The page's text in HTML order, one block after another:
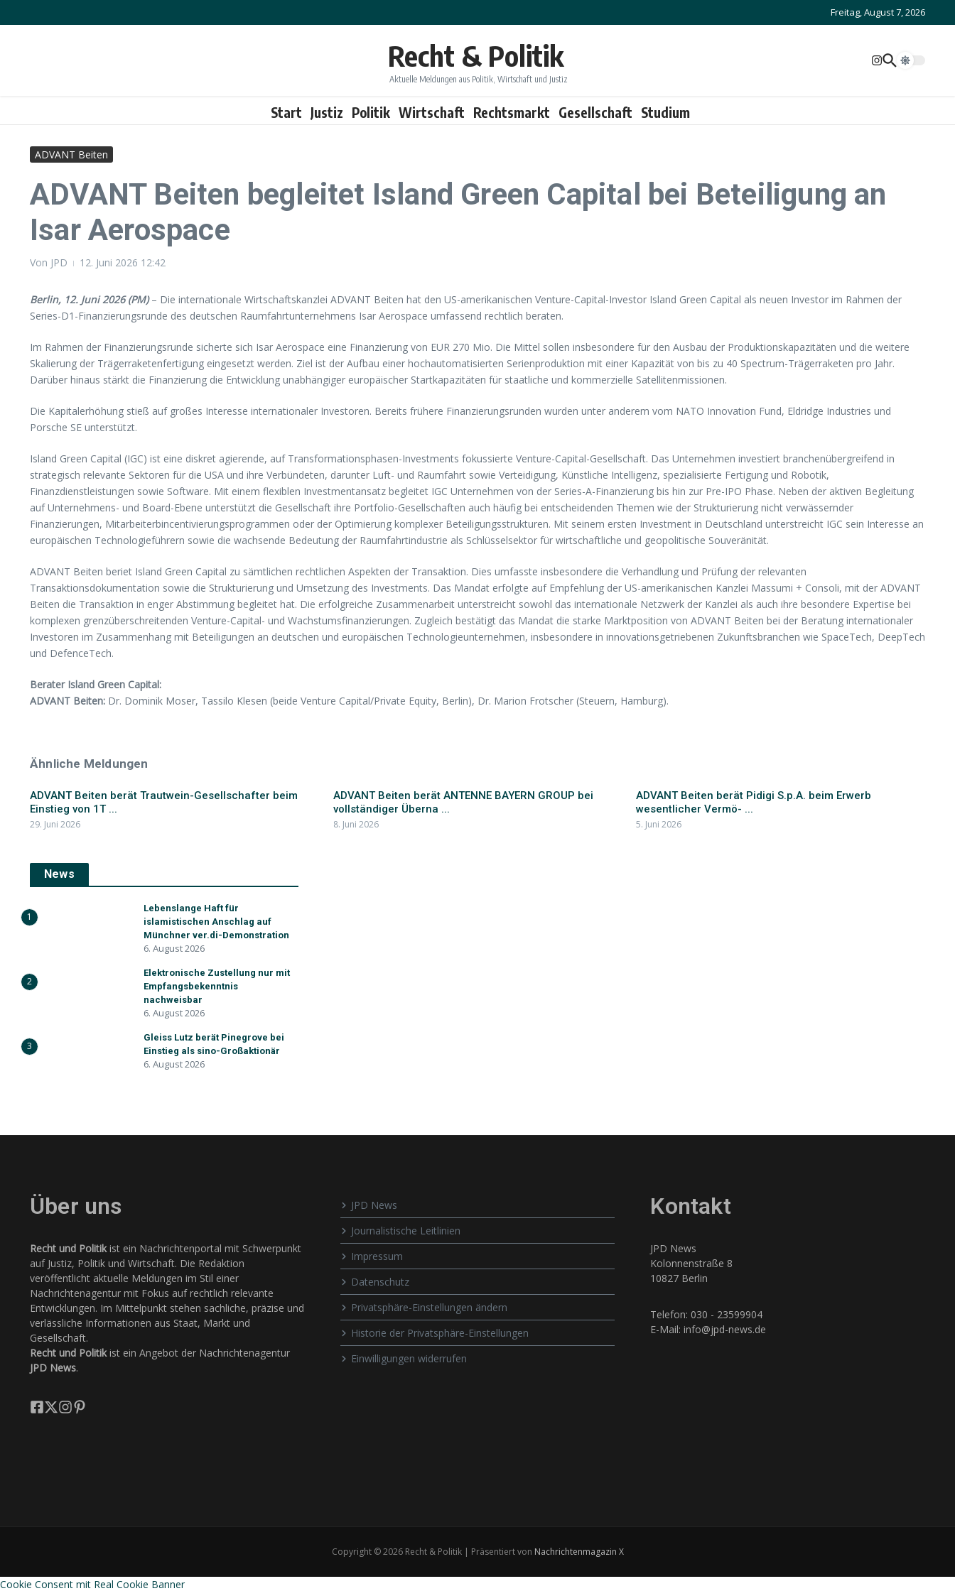
Freitag, August 7, 2026
Recht & Politik
Aktuelle Meldungen aus Politik, Wirtschaft und Justiz
Start Justiz Politik Wirtschaft Rechtsmarkt Gesellschaft Studium
ADVANT Beiten
ADVANT Beiten begleitet Island Green Capital bei Beteiligung an
Isar Aerospace
Von JPD 12. Juni 2026 12:42
Berlin, 12. Juni 2026 (PM)– Die internationale Wirtschaftskanzlei ADVANT Beiten hat den US-amerikanischen Venture-Capital-Investor Island Green Capital als neuen Investor im Rahmen der
Series-D1-Finanzierungsrunde des deutschen Raumfahrtunternehmens Isar Aerospace umfassend rechtlich beraten.
Im Rahmen der Finanzierungsrunde sicherte sich Isar Aerospace eine Finanzierung von EUR 270 Mio. Die Mittel sollen insbesondere für den Ausbau der Produktionskapazitäten und die weitere
Skalierung der Trägerraketenfertigung eingesetzt werden. Ziel ist der Aufbau einer hochautomatisierten Serienproduktion mit einer Kapazität von bis zu 40 Spectrum-Trägerraketen pro Jahr.
Darüber hinaus stärkt die Finanzierung die Entwicklung unabhängiger europäischer Startkapazitäten für staatliche und kommerzielle Satellitenmissionen.
Die Kapitalerhöhung stieß auf großes Interesse internationaler Investoren. Bereits frühere Finanzierungsrunden wurden unter anderem vom NATO Innovation Fund, Eldridge Industries und
Porsche SE unterstützt.
Island Green Capital (IGC) ist eine diskret agierende, auf Transformationsphasen-Investments fokussierte Venture-Capital-Gesellschaft. Das Unternehmen investiert branchenübergreifend in
strategisch relevante Sektoren für die USA und ihre Verbündeten, darunter Luft- und Raumfahrt sowie Verteidigung, Künstliche Intelligenz, spezialisierte Fertigung und Robotik,
Finanzdienstleistungen sowie Software. Mit einem flexiblen Investmentansatz begleitet IGC Unternehmen von der Series-A-Finanzierung bis hin zur Pre-IPO Phase. Neben der aktiven Begleitung
auf Unternehmens- und Board-Ebene unterstützt die Gesellschaft ihre Portfolio-Gesellschaften auch häufig bei entscheidenden Themen wie der Strukturierung nicht verwässernder
Finanzierungen, Mitarbeiterbincentivierungsprogrammen oder der Optimierung komplexer Beteiligungsstrukturen. Mit seinem ersten Investment in Deutschland unterstreicht IGC sein Interesse an
europäischen Technologieführern sowie die wachsende Bedeutung der Raumfahrtindustrie als Schlüsselsektor für wirtschaftliche und geopolitische Souveränität.
ADVANT Beiten beriet Island Green Capital zu sämtlichen rechtlichen Aspekten der Transaktion. Dies umfasste insbesondere die Verhandlung und Prüfung der relevanten
Transaktionsdokumentation sowie die Strukturierung und Umsetzung des Investments. Das Mandat erfolgte auf Empfehlung der US-amerikanischen Kanzlei Massumi + Consoli, mit der ADVANT
Beiten die Transaktion in enger Abstimmung begleitet hat. Die erfolgreiche Zusammenarbeit unterstreicht sowohl das internationale Netzwerk der Kanzlei als auch ihre besondere Expertise bei
komplexen grenzüberschreitenden Venture-Capital- und Wachstumsfinanzierungen. Zugleich bestätigt das Mandat die starke Marktposition von ADVANT Beiten bei der Beratung internationaler
Investoren im Zusammenhang mit Beteiligungen an deutschen und europäischen Technologieunternehmen, insbesondere in innovationsgetriebenen Zukunftsbranchen wie SpaceTech, DeepTech
und DefenceTech.
Berater Island Green Capital:
ADVANT Beiten: Dr. Dominik Moser, Tassilo Klesen (beide Venture Capital/Private Equity, Berlin), Dr. Marion Frotscher (Steuern, Hamburg).
Ähnliche Meldungen
ADVANT Beiten berät Trautwein-Gesellschafter beim
Einstieg von 1T ...
29. Juni 2026
ADVANT Beiten berät ANTENNE BAYERN GROUP bei
vollständiger Überna ...
8. Juni 2026
ADVANT Beiten berät Pidigi S.p.A. beim Erwerb
wesentlicher Vermö- ...
5. Juni 2026
News
1
Lebenslange Haft für
islamistischen Anschlag auf
Münchner ver.di-Demonstration
6. August 2026
2
Elektronische Zustellung nur mit
Empfangsbekenntnis
nachweisbar
6. August 2026
3
Gleiss Lutz berät Pinegrove bei
Einstieg als sino-Großaktionär
6. August 2026
Über uns
Recht und Politikist ein Nachrichtenportal mit Schwerpunkt
auf Justiz, Politik und Wirtschaft. Die Redaktion
veröffentlicht aktuelle Meldungen im Stil einer
Nachrichtenagentur mit Fokus auf rechtlich relevante
Entwicklungen. Im Mittelpunkt stehen sachliche, präzise und
verlässliche Informationen aus Staat, Markt und
Gesellschaft.
Recht und Politikist ein Angebot der Nachrichtenagentur
JPD News.
JPD News
Journalistische Leitlinien
Impressum
Datenschutz
Privatsphäre-Einstellungen ändern
Historie der Privatsphäre-Einstellungen
Einwilligungen widerrufen
Kontakt
JPD News
Kolonnenstraße 8
10827 Berlin
Telefon: 030 - 23599904
E-Mail: info@jpd-news.de
Copyright © 2026 Recht & Politik | Präsentiert von Nachrichtenmagazin X
Cookie Consent mit Real Cookie Banner